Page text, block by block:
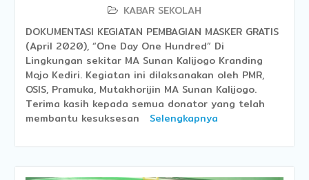
KABAR SEKOLAH
DOKUMENTASI KEGIATAN PEMBAGIAN MASKER GRATIS
(April 2020), “One Day One Hundred” Di
Lingkungan sekitar MA Sunan Kalijogo Kranding
Mojo Kediri. Kegiatan ini dilaksanakan oleh PMR,
OSIS, Pramuka, Mutakhorijin MA Sunan Kalijogo.
Terima kasih kepada semua donator yang telah
membantu kesuksesan
Selengkapnya